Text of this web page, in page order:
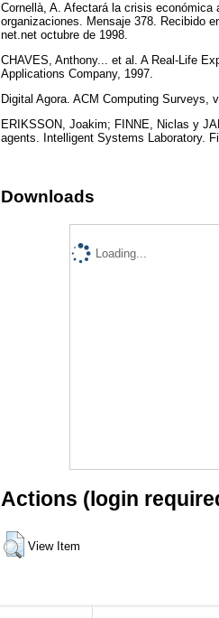
Cornellà, A. Afectará la crisis
organizaciones. Mensaje 378. Recibido
net.net octubre de 1998.
CHAVES, Anthony... et al. A Real-Life
Applications Company, 1997.
Digital Agora. ACM Computing Surveys,
ERIKSSON, Joakim; FINNE, Niclas y
agents. Intelligent Systems Laboratory.
Downloads
Loading...
Actions (login
View Item